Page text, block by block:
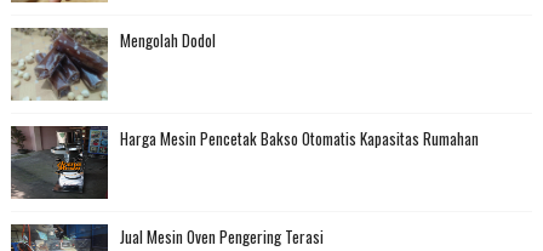
Mengolah Dodol
Harga Mesin Pencetak Bakso Otomatis Kapasitas Rumahan
Jual Mesin Oven Pengering Terasi